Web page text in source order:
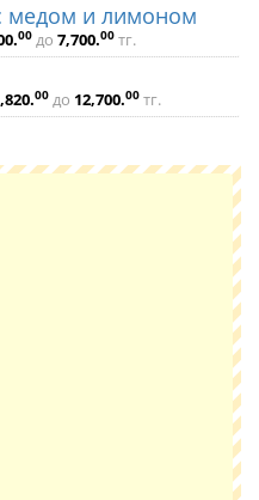
медом и лимоном
.00 до 7,700.00 тг.
.00 до 12,700.00 тг.